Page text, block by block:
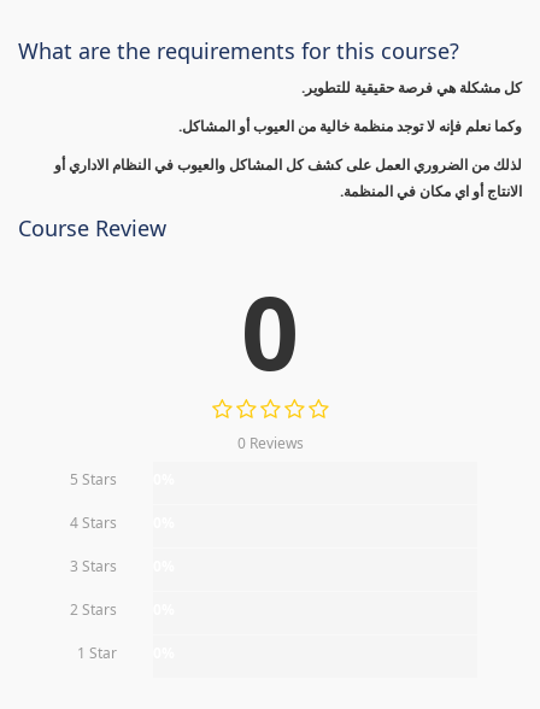
What are the requirements for this course?
كل مشكلة هي فرصة حقيقية للتطوير.
وكما نعلم فإنه لا توجد منظمة خالية من العيوب أو المشاكل.
لذلك من الضروري العمل على كشف كل المشاكل والعيوب في النظام الاداري أو
الانتاج أو اي مكان في المنظمة.
Course Review
0
0 Reviews
5 Stars
4 Stars
3 Stars
2 Stars
1 Star